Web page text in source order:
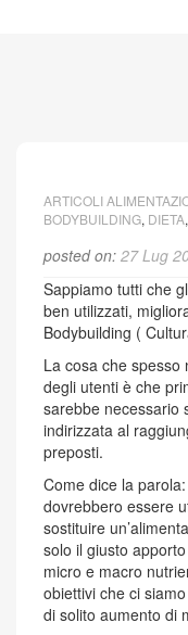
ARTICOLI
BODYBUILDING, DIETA,
posted on: 27 Lug
Sappiamo tutti che
ben utilizzati,
Bodybuilding (
La cosa che
degli utenti è che
sarebbe necessario
indirizzata al
preposti.
Come dice la
dovrebbero essere
sostituire
solo il giusto
micro e macro
obiettivi che ci
di solito aumento di